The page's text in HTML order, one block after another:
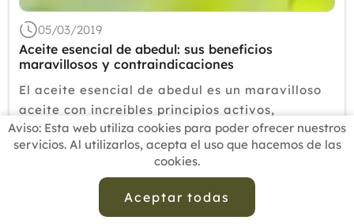
05/03/2019
Aceite esencial de abedul: sus beneficios
maravillosos y contraindicaciones
El aceite esencial de abedul es un maravilloso
aceite con increíbles principios activos,
especialmente útil a la hora de eliminar toxinas
y purificar nuestro organismo.Hoja de AbedulEl
abedul es utilizado en aromaterapia, gracias a
que el aceite esencial de abedul posee
importantes beneficios y...
Aviso: Esta web utiliza cookies para poder ofrecer nuestros
servicios. Al utilizarlos, acepta el uso que hacemos de las
cookies.
Aceptar todas